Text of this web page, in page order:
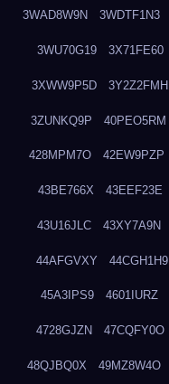
3WAD8W9N 3WDTF1N3
3WU70G19 3X71FE60
3XWW9P5D 3Y2Z2FMH
3ZUNKQ9P 40PEO5RM
428MPM7O 42EW9PZP
43BE766X 43EEF23E
43U16JLC 43XY7A9N
44AFGVXY 44CGH1H9
45A3IPS9 4601IURZ
4728GJZN 47CQFY0O
48QJBQ0X 49MZ8W4O